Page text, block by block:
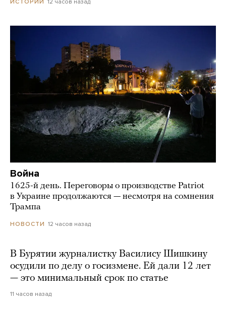
Война
1625-й день. Переговоры о производстве Patriot
в Украине продолжаются — несмотря на сомнения
Трампа
НОВОСТИ 12 часов назад
В Бурятии журналистку Василису Шишкину
осудили по делу о госизмене. Ей дали 12 лет
— это минимальный срок по статье
11 часов назад